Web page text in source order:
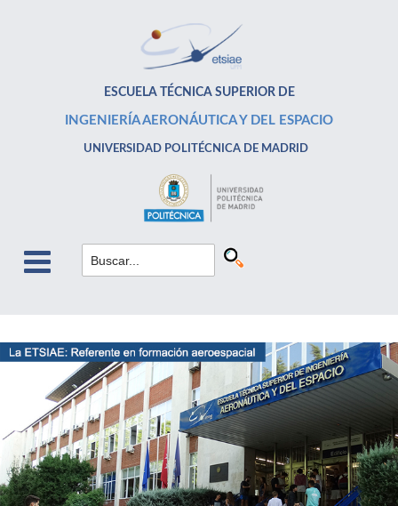
ESCUELA TÉCNICA SUPERIOR DE
INGENIERÍA AERONÁUTICA Y DEL ESPACIO
UNIVERSIDAD POLITÉCNICA DE MADRID